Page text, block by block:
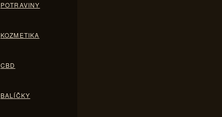
POTRAVINY
KOZMETIKA
CBD
BALÍČKY